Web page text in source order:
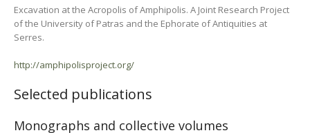
Excavation at the Acropolis of Amphipolis. A Joint Research Project
of the University of Patras and the Ephorate of Antiquities at
Serres.
http://amphipolisproject.org/
Selected publications
Monographs and collective volumes